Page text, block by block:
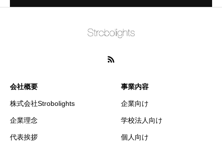
会社概要
株式会社Strobolights
企業理念
代表挨拶
事業内容
企業向け
学校法人向け
個人向け